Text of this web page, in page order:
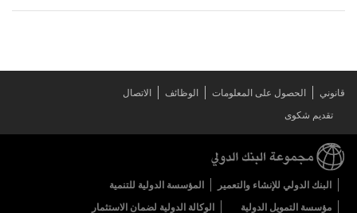
قانوني الحصول على المعلومات الوظائف
الاتصال
تقديم شكوى
البنك الدولي للإنشاء والتعمير
المؤسسة الدولية للتنمية
مؤسسة التمويل الدولية
الوكالة الدولية لضمان الاستثمار